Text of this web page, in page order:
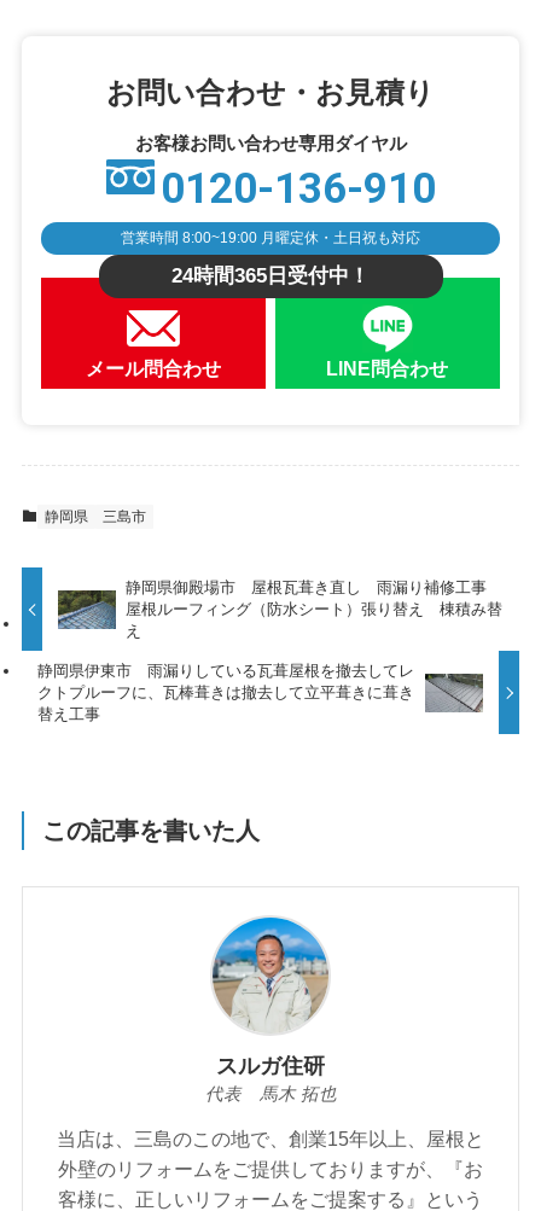
お問い合わせ・お見積り
お客様お問い合わせ専用ダイヤル
0120-136-910
営業時間 8:00~19:00 月曜定休・土日祝も対応
24時間365日受付中！
メール問合わせ LINE問合わせ
静岡県 三島市
静岡県御殿場市 屋根瓦葺き直し 雨漏り補修工事
屋根ルーフィング（防水シート）張り替え 棟積み替
え
静岡県伊東市 雨漏りしている瓦葺屋根を撤去してレ
クトプルーフに、瓦棒葺きは撤去して立平葺きに葺き
替え工事
この記事を書いた人
スルガ住研
代表 馬木 拓也
当店は、三島のこの地で、創業15年以上、屋根と
外壁のリフォームをご提供しておりますが、『お
客様に、正しいリフォームをご提案する』という